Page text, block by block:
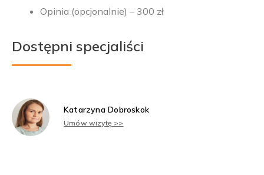
Opinia (opcjonalnie) – 300 zł
Dostępni specjaliści
Katarzyna Dobroskok
Umów wizytę >>